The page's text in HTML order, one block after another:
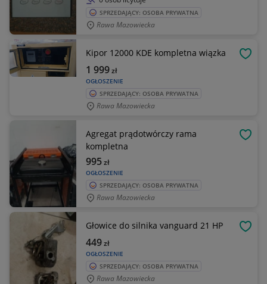
SPRZEDAJĄCY: OSOBA PRYWATNA
Rawa Mazowiecka
Kipor 12000 KDE kompletna wiązka
OGŁOSZENIE
1 999zł
SPRZEDAJĄCY: OSOBA PRYWATNA
Rawa Mazowiecka
Agregat prądotwórczy rama
kompletna
OGŁOSZENIE
995zł
SPRZEDAJĄCY: OSOBA PRYWATNA
Rawa Mazowiecka
Głowice do silnika vanguard 21 HP
OGŁOSZENIE
449zł
SPRZEDAJĄCY: OSOBA PRYWATNA
Rawa Mazowiecka